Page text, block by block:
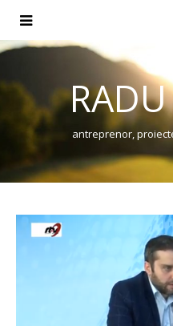
antreprenor,